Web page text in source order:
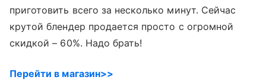
приготовить всего за несколько минут. Сейчас
крутой блендер продается просто с огромной
скидкой – 60%. Надо брать!
Перейти в магазин>>